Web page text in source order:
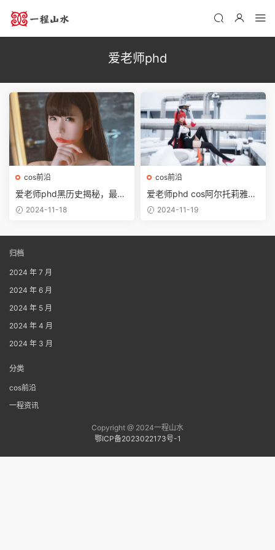
爱老师phd
cos前沿
爱老师phd黑历史揭秘，最新
作品鉴赏
2024-11-18
cos前沿
爱老师phd cos阿尔托莉雅：
网络争议背后的动漫博主
2024-11-19
归档
2024 年 7 月
2024 年 6 月
2024 年 5 月
2024 年 4 月
2024 年 3 月
分类
cos前沿
一程资讯
Copyright @ 2024一程山水
鄂ICP备2023022173号-1